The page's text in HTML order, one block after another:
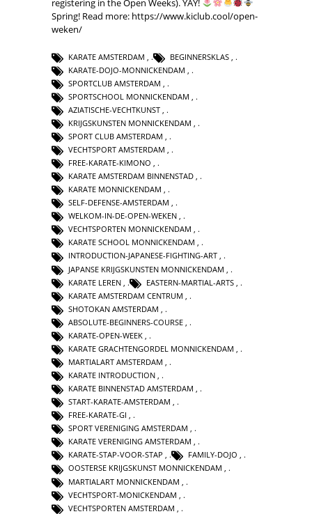
Spring! Read more: https://www.kiclub.cool/open-
weken/
KARATE AMSTERDAM BEGINNERSKLAS
KARATE-DOJO-MONNICKENDAM
SPORTCLUB AMSTERDAM
SPORTSCHOOL MONNICKENDAM
AZIATISCHE-VECHTKUNST
KRIJGSKUNSTEN MONNICKENDAM
SPORT CLUB AMSTERDAM
VECHTSPORT AMSTERDAM
FREE-KARATE-KIMONO ,
KARATE AMSTERDAM BINNENSTAD ,
KARATE MONNICKENDAM ,
SELF-DEFENSE-AMSTERDAM ,
WELKOM-IN-DE-OPEN-WEKEN ,
VECHTSPORTEN MONNICKENDAM ,
KARATE SCHOOL MONNICKENDAM ,
INTRODUCTION-JAPANESE-FIGHTING-ART ,
JAPANSE KRIJGSKUNSTEN MONNICKENDAM
KARATE LEREN
EASTERN-MARTIAL-ARTS
KARATE AMSTERDAM CENTRUM
SHOTOKAN AMSTERDAM
ABSOLUTE-BEGINNERS-COURSE
KARATE-OPEN-WEEK
KARATE GRACHTENGORDEL MONNICKENDAM
MARTIALART AMSTERDAM
KARATE INTRODUCTION ,
KARATE BINNENSTAD AMSTERDAM ,
START-KARATE-AMSTERDAM ,
FREE-KARATE-GI ,
SPORT VERENIGING AMSTERDAM ,
KARATE VERENIGING AMSTERDAM ,
KARATE-STAP-VOOR-STAP , FAMILY-DOJO ,
OOSTERSE KRIJGSKUNST MONNICKENDAM ,
MARTIALART MONNICKENDAM
VECHTSPORT-MONICKENDAM
VECHTSPORTEN AMSTERDAM